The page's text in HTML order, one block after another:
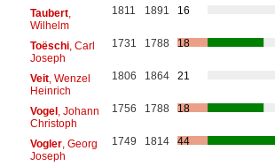
Taubert,
Wilhelm
1811 1891 16
Toëschi, Carl
Joseph
1731 1788 18
Veit, Wenzel
Heinrich
1806 1864 21
Vogel, Johann
Christoph
1756 1788 18
Vogler, Georg
Joseph
1749 1814 44